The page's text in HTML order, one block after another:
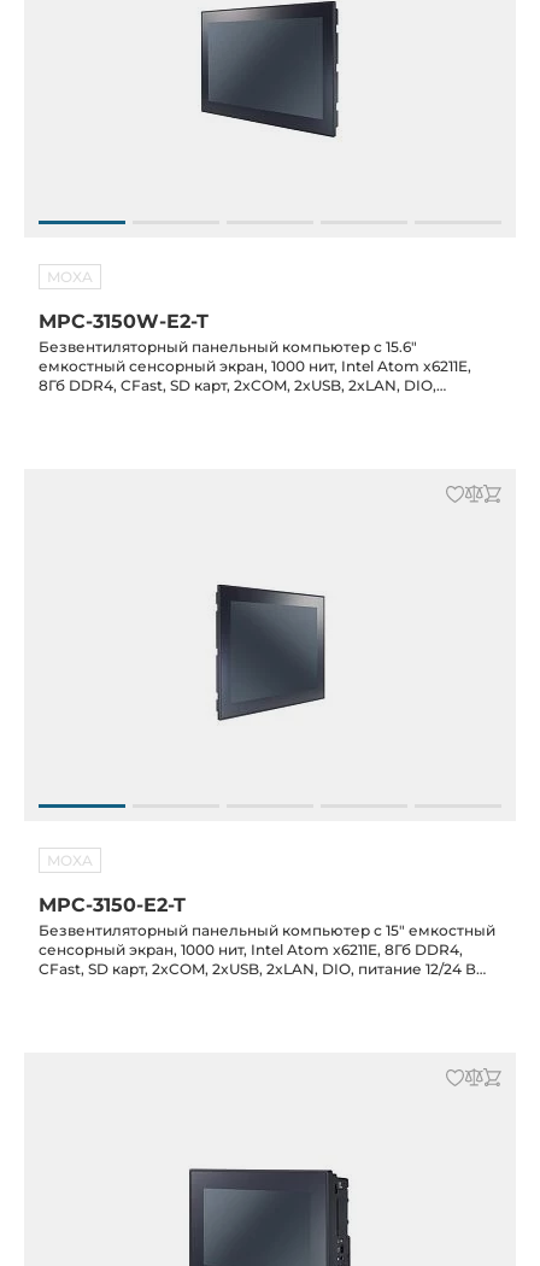
MOXA
MPC-3150W-E2-T
Безвентиляторный панельный компьютер с 15.6"
емкостный сенсорный экран, 1000 нит, Intel Atom x6211E,
8Гб DDR4, CFast, SD карт, 2xCOM, 2xUSB, 2xLAN, DIO,
MOXA
MPC-3150-E2-T
Безвентиляторный панельный компьютер с 15" емкостный
сенсорный экран, 1000 нит, Intel Atom x6211E, 8Гб DDR4,
CFast, SD карт, 2xCOM, 2xUSB, 2xLAN, DIO, питание 12/24 В